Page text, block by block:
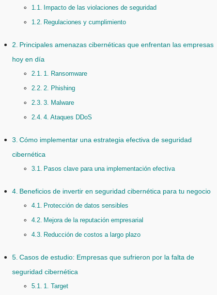
Impacto de las violaciones de seguridad
Regulaciones y cumplimiento
Principales amenazas cibernéticas que enfrentan las empresas
hoy en día
1. Ransomware
2. Phishing
3. Malware
4. Ataques DDoS
Cómo implementar una estrategia efectiva de seguridad
cibernética
Pasos clave para una implementación efectiva
Beneficios de invertir en seguridad cibernética para tu negocio
Protección de datos sensibles
Mejora de la reputación empresarial
Reducción de costos a largo plazo
Casos de estudio: Empresas que sufrieron por la falta de
seguridad cibernética
1. Target